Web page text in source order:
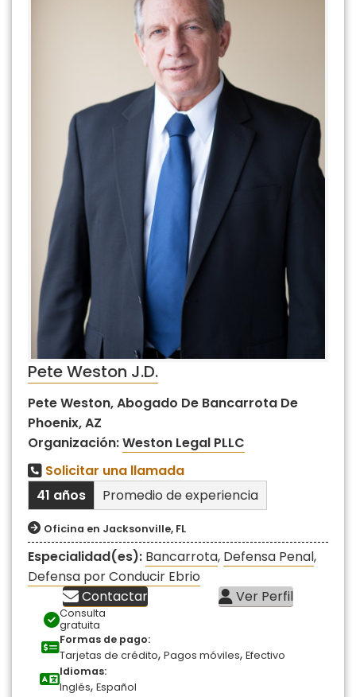
Pete Weston J.D.
Pete Weston, Abogado De Bancarrota De
Phoenix, AZ
Organización:Weston Legal PLLC
Solicitar una llamada
41 años
Promedio de experiencia
Oficina en Jacksonville, FL
Especialidad(es): Bancarrota, Defensa Penal,
Defensa por Conducir Ebrio
Contactar
Ver Perfil
Consulta
gratuita
Formas de pago:
Tarjetas de crédito, Pagos móviles, Efectivo
Idiomas:
Inglés, Español